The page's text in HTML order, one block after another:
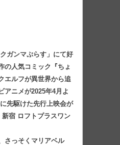
ガンマぷらす」にて好
の人気コミック『ちょ
エルフが異世界から追
アニメが2025年4月よ
先駆けた先行上映会が
宿 ロフトプラスワン
さっそくマリアベル